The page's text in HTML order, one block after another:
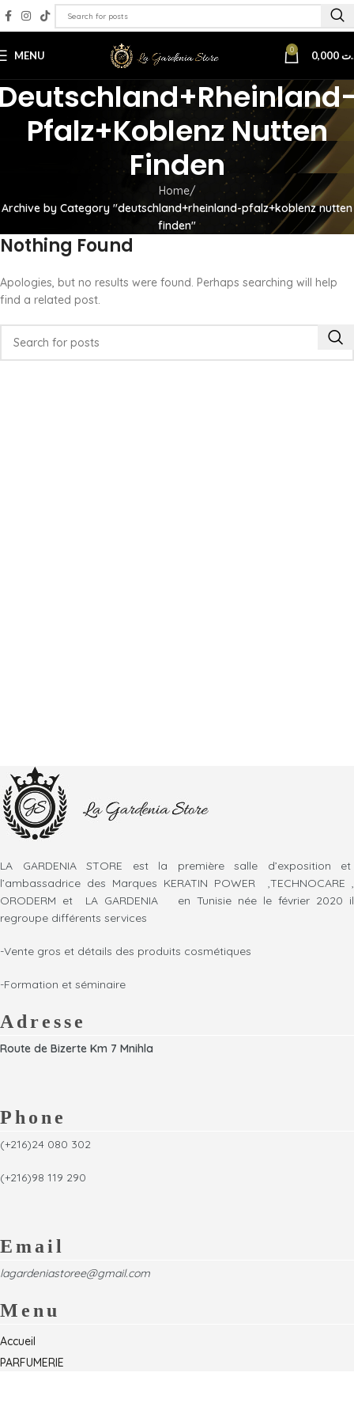
MENU 0
Pfalz+koblenz Nutten
Finden
Home
Archive by Category "deutschland+rheinland-pfalz+koblenz nutten
finden"
Nothing Found
Apologies, but no results were found. Perhaps searching will help
find a related post.
LA GARDENIA STORE est la première salle d’exposition et
l’ambassadrice des Marques KERATIN POWER ,TECHNOCARE ,
ORODERM et LA GARDENIA en Tunisie née le février 2020 il
regroupe différents services
-Vente gros et détails des produits cosmétiques
-Formation et séminaire
Adresse
Route de Bizerte Km 7 Mnihla
Phone
(+216)24 080 302
(+216)98 119 290
Email
lagardeniastoree@gmail.com
Menu
Accueil
PARFUMERIE